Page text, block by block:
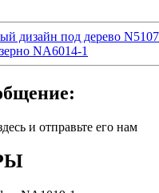
дизайн под дерево
NA6014-1
и отправьте его нам